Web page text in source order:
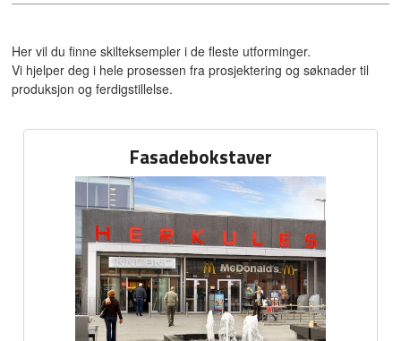
Her vil du finne skilteksempler i de fleste utforminger.
Vi hjelper deg i hele prosessen fra prosjektering og søknader til
produksjon og ferdigstillelse.
Fasadebokstaver